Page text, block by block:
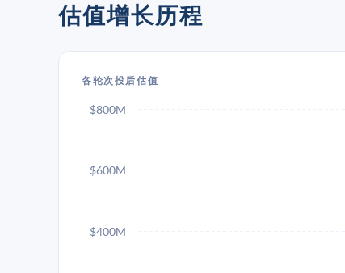
估值增长历程
各轮次投后估值
$400M
$600M
$800M